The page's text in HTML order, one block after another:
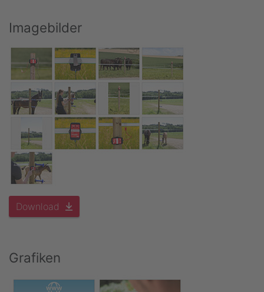
Imagebilder
Download
Grafiken